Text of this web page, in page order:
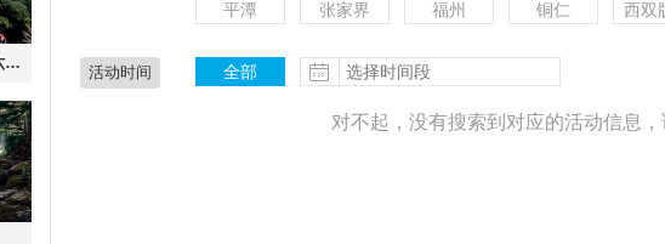
买一送一看要求，8.15周六【溪降体验，新手可玩】佛冈溪乐谷泡潭子游泳，跳水，绳索攀岩。
平潭
张家界 福州 铜仁 西双
更多
活动时间 全部
对不起，没有搜索到对应的活动信息，